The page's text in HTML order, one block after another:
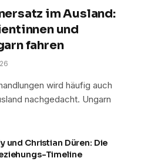
im Ausland:
und
fahren
wird häufig auch
nachgedacht. Ungarn
und Christian Düren: Die
Timeline